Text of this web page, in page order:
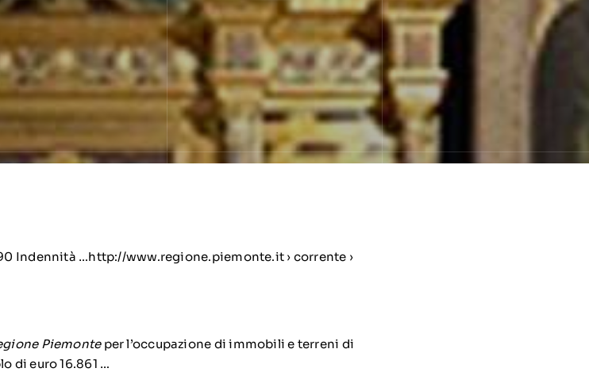
Indennità …http://www.regione.piemonte.it › corrente ›
Piemonteper l’occupazione di immobili e terreni di
di euro 16.861 …